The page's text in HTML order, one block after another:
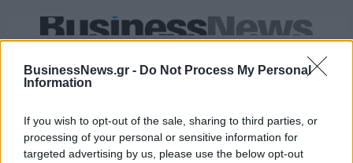
BusinessNews.gr - Do Not Process My Personal
Information
If you wish to opt-out of the sale, sharing to third parties, or
processing of your personal or sensitive information for
targeted advertising by us, please use the below opt-out
Το FIAT 500 Hybrid τώρα από 18.990 ευρώ
Δήμαρχος στο Σικάγο ο άλλοτε
παίκτης του Πανιώνιου
μπορούσε να 'ναι ο κορυφαίος
όλων"! (vid)